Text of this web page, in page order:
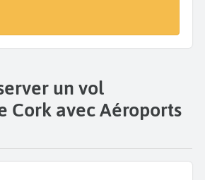
un vol
Cork avec Aéroports